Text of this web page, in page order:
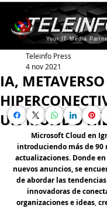
Your IT Media
IA, METAVERSO
UN MUNDO
Teleinfo Press
4 nov 2021
Microsoft Cloud en
introduciendo más de 90
actualizaciones. Donde
nuevos anuncios, se
de abordar las
innovadoras de
organizaciones e ideas,